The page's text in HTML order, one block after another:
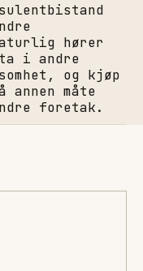
hører
i andre
og kjøp
måte
foretak.